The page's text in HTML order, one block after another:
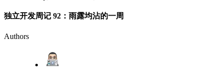
独立开发周记 92：雨露均沾的一周
Authors